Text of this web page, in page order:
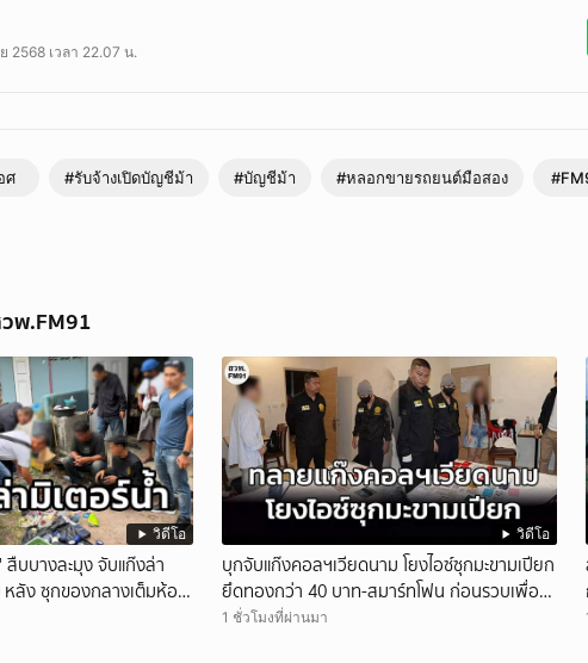
อบสวนกลาง โดย กองบังคับการปราบปรามการกระทำผิดเกี่ยวกับ อาชญากรรมทางเศรษ
ามสมมุติ) อายุ 29 ปี ผู้ต้องหาตามหมายจับ ฐาน “ฉ้อโกงประชาชนและโดยทุจริต หรือโ
ร์ ซึ่งข้อมูลคอมพิวเตอร์ที่บิดเบือนหรือปลอมไม่ว่าทั้งหมดหรือบางส่วน หรือข้อมูลคอมพิวเ
newsarticle/57224
2568 เวลา 22.07 น.
ศ #รับจ้างเปิดบัญชีม้า #บัญชีม้า #หลอกขายรถยนต์มือสอง
พ.FM91
วิดีโอ
บบางละมุง จับแก๊งล่า
ลัง ซุกของกลางเต็มห้อง
า จ.ชลบุรี
วิดีโอ
บุกจับแก๊งคอลฯเวียดนาม โยงไอซ์ซุกมะขามเปียก
ยึดทองกว่า 40 บาท-สมาร์ทโฟน ก่อนรวบเพื่อน
ร่วมทีมหอบเงิน 1.5 แสนติดสินบนคาโรงพัก
1 ชั่วโมงที่ผ่านมา